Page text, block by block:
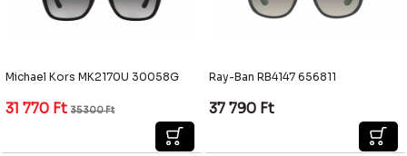
Michael Kors MK2170U 30058G
31 770 Ft 35 300Ft
Ray-Ban RB4147 656811
37 790 Ft